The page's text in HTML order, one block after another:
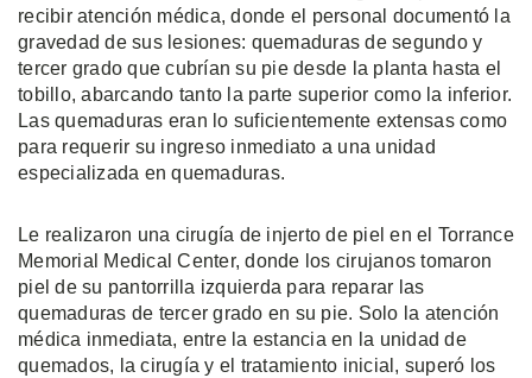
recibir atención médica, donde el personal documentó la
gravedad de sus lesiones: quemaduras de segundo y
tercer grado que cubrían su pie desde la planta hasta el
tobillo, abarcando tanto la parte superior como la inferior.
Las quemaduras eran lo suficientemente extensas como
para requerir su ingreso inmediato a una unidad
especializada en quemaduras.
Le realizaron una cirugía de injerto de piel en el Torrance
Memorial Medical Center, donde los cirujanos tomaron
piel de su pantorrilla izquierda para reparar las
quemaduras de tercer grado en su pie. Solo la atención
médica inmediata, entre la estancia en la unidad de
quemados, la cirugía y el tratamiento inicial, superó los